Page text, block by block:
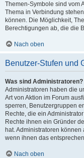
Themen-Symbole sind vom
Thema in Verbindung
können. Die Möglichkeit,
Berechtigungen ab, die die
Nach oben
Benutzer-Stufen und
Was sind Administratoren?
Administratoren haben die
Art von Aktion im Forum
sperren, Benutzergruppen
Rechte, die ein
Rechte ihnen ein Gründer
hat. Administratoren
wenn ihnen das
Nach oben